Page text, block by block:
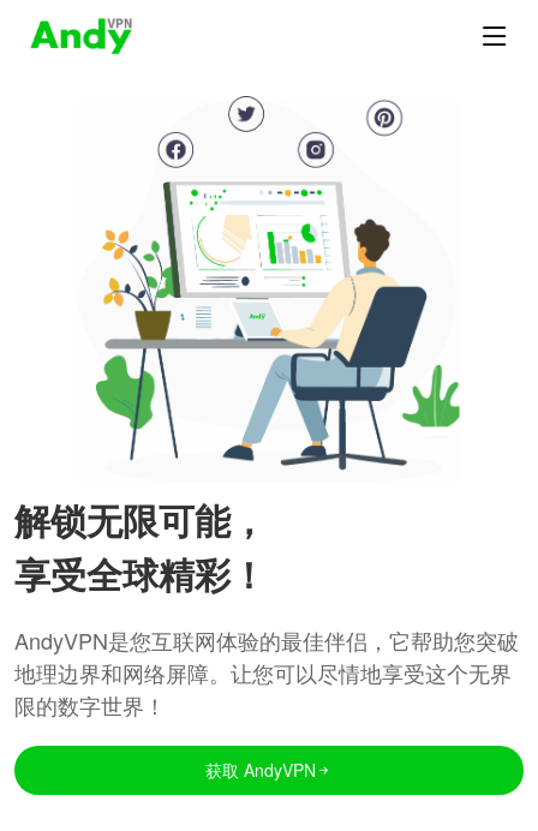
解锁无限可能，
享受全球精彩！
AndyVPN是您互联网体验的最佳伴侣，它帮助您突破
地理边界和网络屏障。让您可以尽情地享受这个无界
限的数字世界！
获取 AndyVPN